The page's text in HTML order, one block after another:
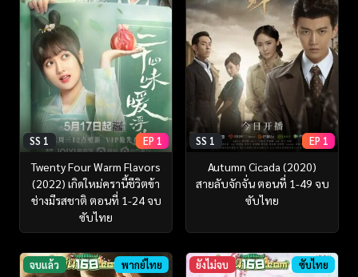
SS 1 EP 1
Twenty Four Warm Flavors
(2022) เกิดใหม่ครานี้ชีวิตข้า
ช่างมีรสชาติ ตอนที่ 1-24 จบ
ซับไทย
SS 1 EP 1
Autumn Cicada (2020)
สายลับจักจั่น ตอนที่ 1-49 จบ
ซับไทย
จบแล้ว พากย์ไทย ยังไม่จบ ซับไทย